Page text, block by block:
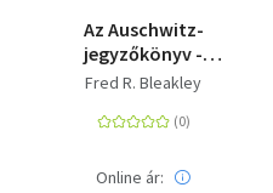
Az Auschwitz-
jegyzőkönyv -
versenyfutás az idővel
tanúvallomása életek
Fred R. Bleakley
Online ár: